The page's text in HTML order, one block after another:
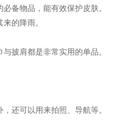
备物品，能有效保护皮肤。
的降雨。
披肩都是非常实用的单品。
还可以用来拍照、导航等。